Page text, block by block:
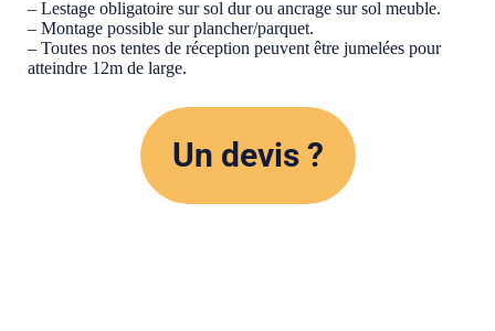
– Lestage obligatoire sur sol dur ou ancrage sur sol meuble.
– Montage possible sur plancher/parquet.
– Toutes nos tentes de réception peuvent être jumelées pour
atteindre 12m de large.
Un devis ?